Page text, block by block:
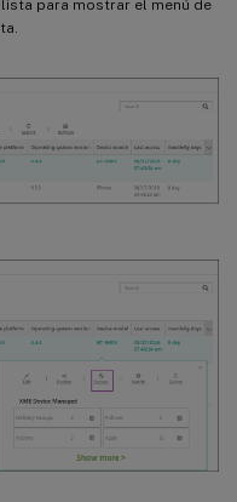
para mostrar el menú de